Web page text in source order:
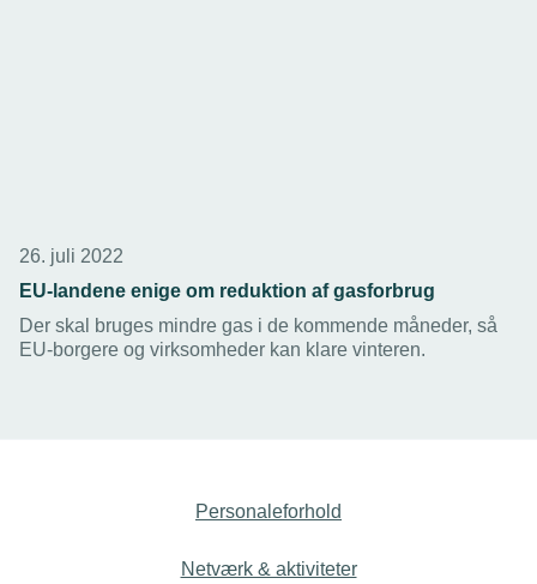
26. juli 2022
EU-landene enige om reduktion af gasforbrug
Der skal bruges mindre gas i de kommende måneder, så
EU-borgere og virksomheder kan klare vinteren.
Personaleforhold
Netværk & aktiviteter